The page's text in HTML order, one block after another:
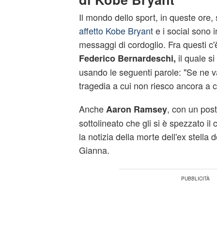
Il mondo dello sport, in queste ore,
affetto Kobe Bryante i social sono
messaggi di cordoglio. Fra questi
Federico Bernardeschi, il quale
usando le seguenti parole: "Se ne
tragedia a cui non riesco ancora a
AncheAaron Ramsey, con un
sottolineato che gli si è spezzato il
la notizia della morte dell'ex stella
Gianna.